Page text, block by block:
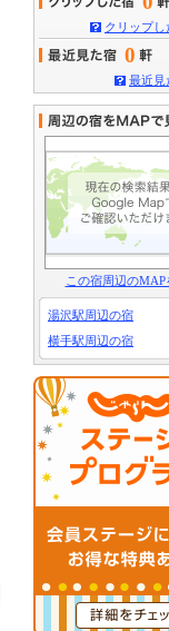
クリップし
0
最近見
この宿周辺のMAP
湯沢駅周辺の宿
横手駅周辺の宿